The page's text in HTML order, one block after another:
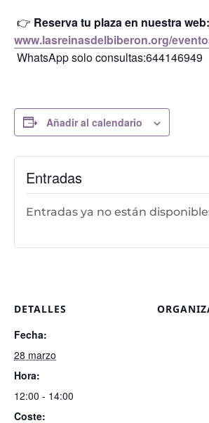
👉 Reserva tu plaza en nuestra web:
www.lasreinasdelbiberon.org/
WhatsApp solo consultas:644146949
Añadir al calendario
DETALLES
Fecha:
28 marzo
Hora:
12:00 - 14:00
Coste:
Entradas
Entradas ya no están